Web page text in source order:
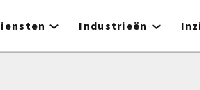
Industrieën